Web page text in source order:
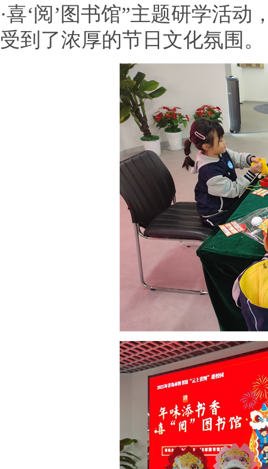
·喜‘阅’图书馆”主题研学活
受到了浓厚的节日文化氛围。